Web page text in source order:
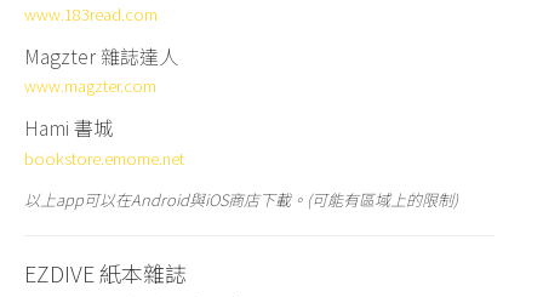
www.183read.com
Magzter 雜誌達人
www.magzter.com
Hami 書城
bookstore.emome.net
以上app可以在Android與iOS商店下載。(可能有區域上的限制)
EZDIVE 紙本雜誌